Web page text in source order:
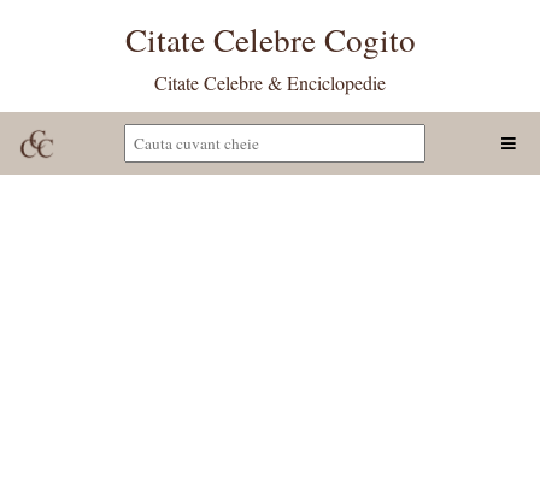
Citate Celebre Cogito
Citate Celebre & Enciclopedie